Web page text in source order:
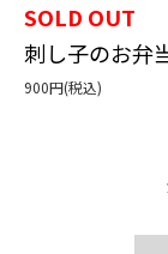
SOLD OUT
刺し子のお弁
900円(税込)